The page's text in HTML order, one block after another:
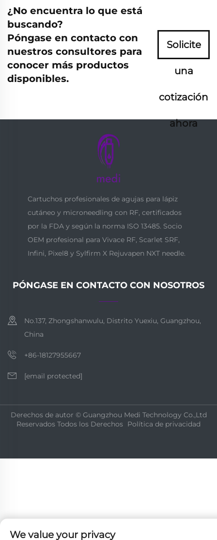
¿No encuentra lo que está
buscando?
Póngase en contacto con
nuestros consultores para
conocer más productos
disponibles.
Solicite
una
cotización
ahora
Cartuchos profesionales de agujas para lápiz
cutáneo y microneedling con RF, certificados
por la FDA y según la norma ISO 13485. Socio
OEM profesional para Vivace RF, Scarlet SRF,
Infini, Pixel8 y Sylfirm X Rejuvapen NXT needle.
PÓNGASE EN CONTACTO CON NOSOTROS
No.137, Zhongshanwulu, Distrito Yuexiu, Guangzhou,
China
+86-18127955667
[email protected]
Derechos de autor © Guangzhou Medi Technology Co.,Ltd
Reservados Todos los Derechos Política de privacidad
We value your privacy